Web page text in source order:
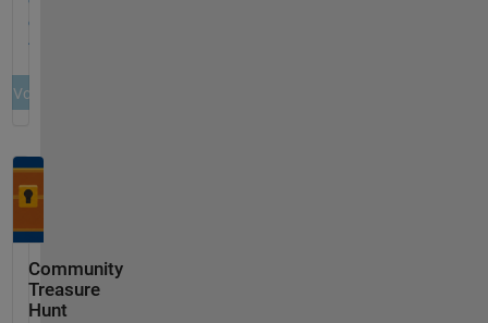
Community
Treasure
Hunt